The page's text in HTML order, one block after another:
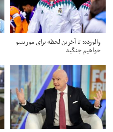
والورده: تا آخرین لحظه برای مورینیو
خواهیم جنگید